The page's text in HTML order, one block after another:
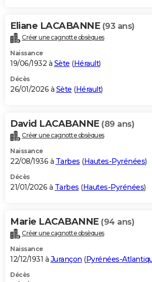
Carte de Noël
Carte Bonne année
Carte Saint-Valentin
Carte Pâques
Carte d'anniversaire
DICTIONNAIRE
Dictionnaire
Biographies
Citations
Expressions
Proverbes
PROGRAMME TV
S'inscrire
Se connecter
Lycées
Collèges
Primaires
Universités
Entreprises
Service militaire
Avis de recherche
AVIS DE DÉCÈS
Bricolage
Lifestyle
Culture
Sport
Auto
Television
Voyage
Cinema
Eliane LACABANNE (93 ans)
Créer une cagnotte obsèques
Naissance
19/06/1932 à Sète (Hérault)
Décès
26/01/2026 à Sète (Hérault)
David LACABANNE (89 ans)
Créer une cagnotte obsèques
Naissance
22/08/1936 à Tarbes (Hautes-Pyrénées)
Décès
21/01/2026 à Tarbes (Hautes-Pyrénées)
Marie LACABANNE (94 ans)
Créer une cagnotte obsèques
Naissance
12/12/1931 à Jurançon (Pyrénées-
Décès